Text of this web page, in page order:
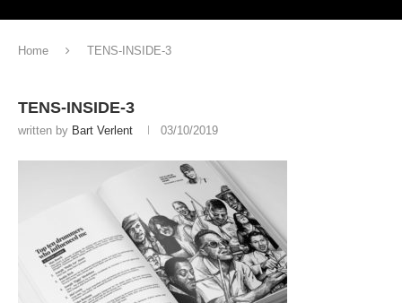
Home TENS-INSIDE-3
TENS-INSIDE-3
written by Bart Verlent 03/10/2019